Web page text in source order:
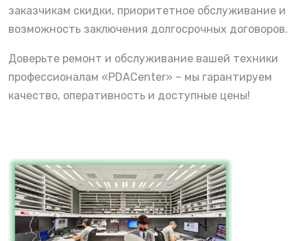
заказчикам скидки, приоритетное обслуживание и
возможность заключения долгосрочных договоров.
Доверьте ремонт и обслуживание вашей техники
профессионалам «PDACenter» – мы гарантируем
качество, оперативность и доступные цены!